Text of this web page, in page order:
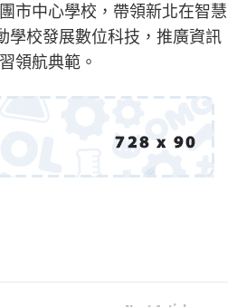
市中心學校，帶領新北在智慧
學校發展數位科技，推廣資訊
領航典範。